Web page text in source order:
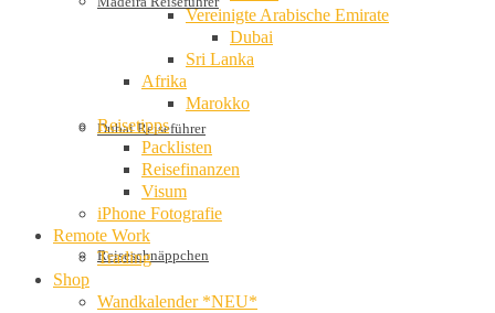
Dubai Reiseführer
Reiseschnäppchen
Vereinigte Arabische Emirate
Dubai
Sri Lanka
Afrika
Marokko
Reisetipps
Packlisten
Reisefinanzen
Visum
iPhone Fotografie
Remote Work
Trading
Shop
Wandkalender *NEU*